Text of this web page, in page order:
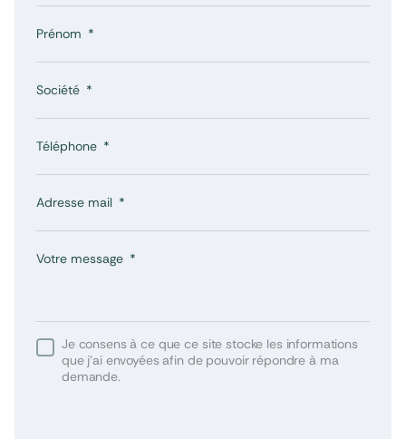
Prénom
Société
Téléphone
Adresse mail
Votre message
Je consens à ce que ce site stocke les informations
que j’ai envoyées afin de pouvoir répondre à ma
demande.